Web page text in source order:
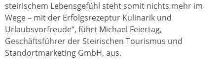
steirischem Lebensgefühl steht somit nichts mehr im
Wege – mit der Erfolgsrezeptur Kulinarik und
Urlaubsvorfreude“, führt Michael Feiertag,
Geschäftsführer der Steirischen Tourismus und
Standortmarketing GmbH, aus.